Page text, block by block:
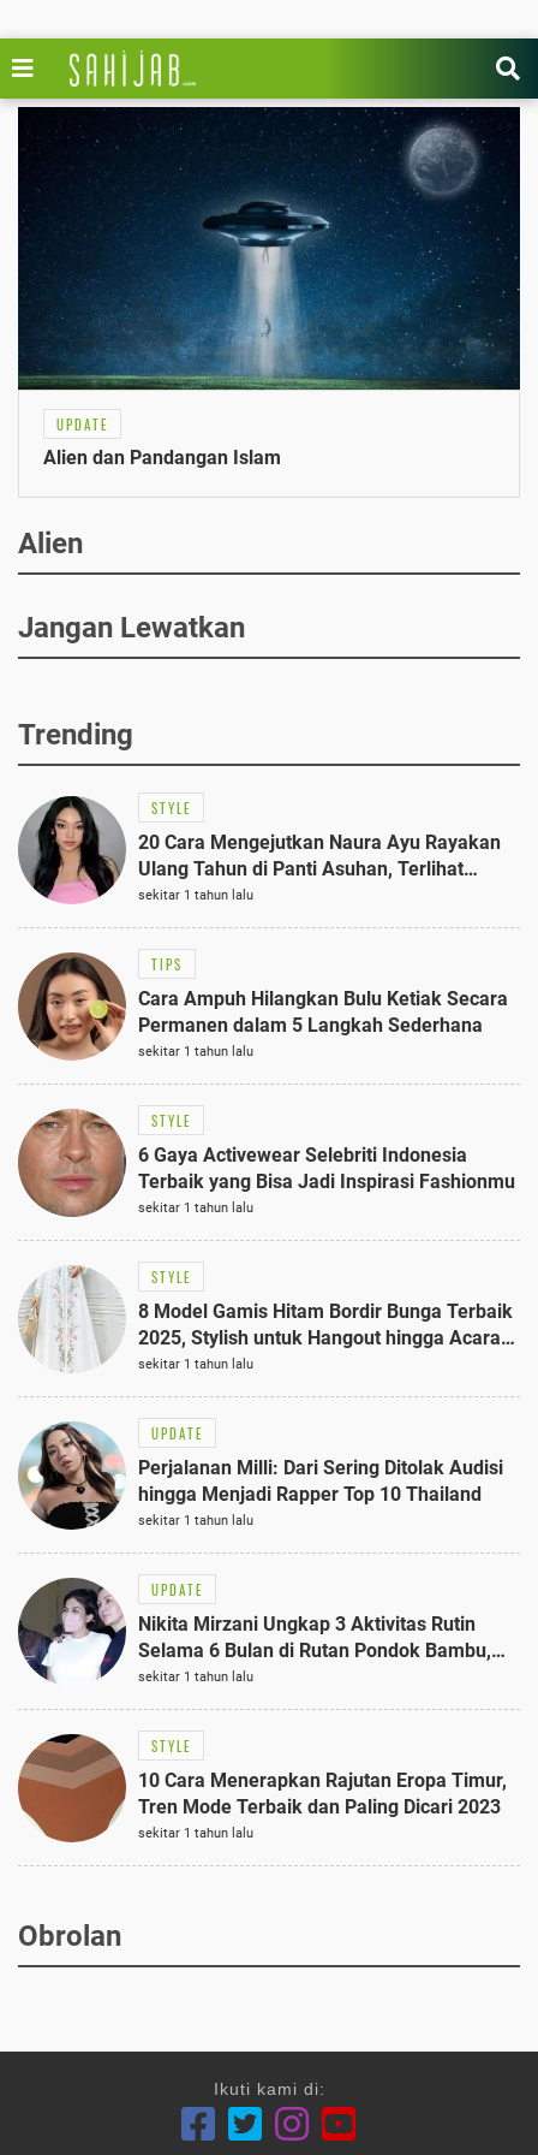
UPDATE
Alien dan Pandangan Islam
Alien
Jangan Lewatkan
Trending
STYLE
20 Cara Mengejutkan Naura Ayu Rayakan
Ulang Tahun di Panti Asuhan, Terlihat
Anggun dengan Kaftan Cokelat
sekitar 1 tahun lalu
TIPS
Cara Ampuh Hilangkan Bulu Ketiak Secara
Permanen dalam 5 Langkah Sederhana
sekitar 1 tahun lalu
STYLE
6 Gaya Activewear Selebriti Indonesia
Terbaik yang Bisa Jadi Inspirasi Fashionmu
sekitar 1 tahun lalu
STYLE
8 Model Gamis Hitam Bordir Bunga Terbaik
2025, Stylish untuk Hangout hingga Acara
Semi-Formal
sekitar 1 tahun lalu
UPDATE
Perjalanan Milli: Dari Sering Ditolak Audisi
hingga Menjadi Rapper Top 10 Thailand
sekitar 1 tahun lalu
UPDATE
Nikita Mirzani Ungkap 3 Aktivitas Rutin
Selama 6 Bulan di Rutan Pondok Bambu,
Terungkap!
sekitar 1 tahun lalu
STYLE
10 Cara Menerapkan Rajutan Eropa Timur,
Tren Mode Terbaik dan Paling Dicari 2023
sekitar 1 tahun lalu
Obrolan
Ikuti kami di: